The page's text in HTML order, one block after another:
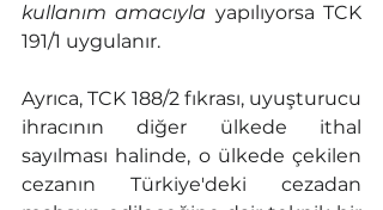
kullanım amacıyla yapılıyorsa TCK
191/1 uygulanır.
Ayrıca, TCK 188/2 fıkrası, uyuşturucu
ihracının diğer ülkede ithal
sayılması halinde, o ülkede çekilen
cezanın Türkiye'deki cezadan